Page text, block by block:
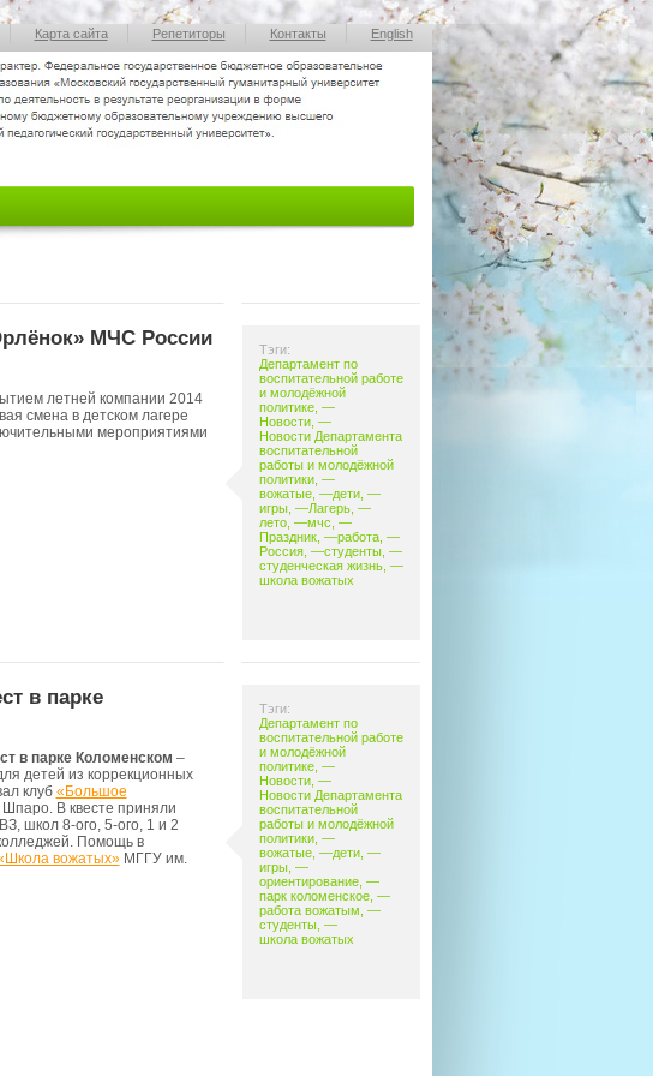
Карта сайта Репетиторы Контакты English
Тэги:
Департамент по
воспитательной работе
и молодёжной
политике, —
Новости, —
Новости Департамента
воспитательной
работы и молодёжной
политики, —
вожатые, —дети, —
игры, —Лагерь, —
лето, —мчс , —
Праздник, —работа, —
Россия, —студенты, —
студенческая жизнь, —
школа вожатых
МЧС России
летней компании 2014
смена в детском лагере
мероприятиями
Тэги:
Департамент по
воспитательной работе
и молодёжной
политике, —
Новости, —
Новости Департамента
воспитательной
работы и молодёжной
политики, —
вожатые, —дети, —
игры, —
ориентирование, —
парк коломенское, —
работа вожатым , —
студенты, —
школа вожатых
в парке
в парке Коломенском –
детей из коррекционных
клуб «Большое
В квесте приняли
школ 8-ого, 5-ого, 1 и 2
Помощь в
вожатых»МГГУ им.